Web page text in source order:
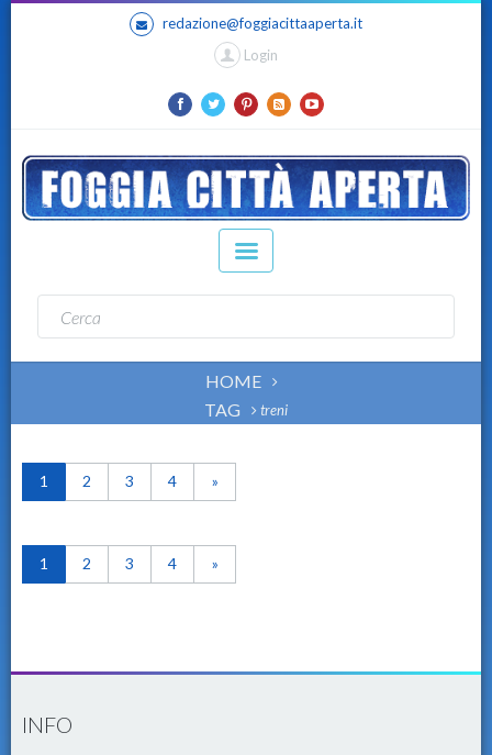
redazione@foggiacittaaperta.it
Login
HOME
TAG
treni
1 2 3 4 »
1 2 3 4 »
INFO